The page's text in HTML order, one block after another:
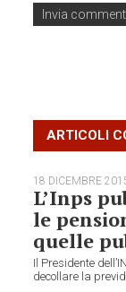
ARTICOLI
18 DICEMBRE
L’Inps
le
quelle
Il Presidente
decollare la